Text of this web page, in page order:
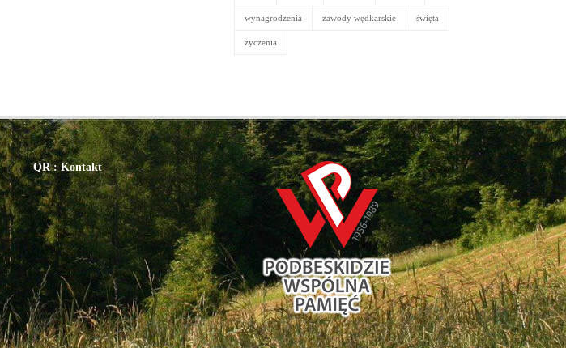
wynagrodzenia zawody wędkarskie święta
życzenia
QR : Kontakt